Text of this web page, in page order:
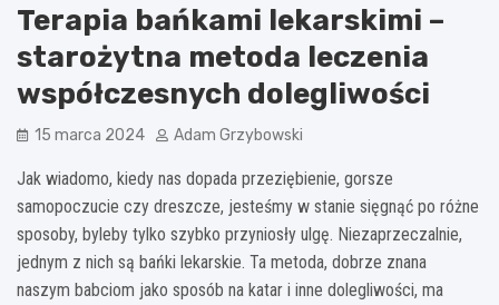
Terapia bańkami lekarskimi –
starożytna metoda leczenia
współczesnych dolegliwości
15 marca 2024 Adam Grzybowski
Jak wiadomo, kiedy nas dopada przeziębienie, gorsze
samopoczucie czy dreszcze, jesteśmy w stanie sięgnąć po różne
sposoby, byleby tylko szybko przyniosły ulgę. Niezaprzeczalnie,
jednym z nich są bańki lekarskie. Ta metoda, dobrze znana
naszym babciom jako sposób na katar i inne dolegliwości, ma